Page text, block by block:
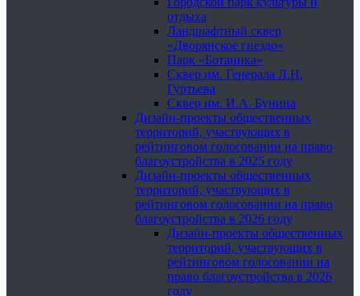
отдыха
Ландшафтный сквер
«Дворянское гнездо»
Парк «Ботаника»
Сквер им. Генерала Л.Н.
Гуртьева
Сквер им. И.А. Бунина
Дизайн-проекты общественных
территорий, участвующих в
рейтинговом голосовании на право
благоустройства в 2025 году
Дизайн-проекты общественных
территорий, участвующих в
рейтинговом голосовании на право
благоустройства в 2026 году
Дизайн-проекты общественных
территорий, участвующих в
рейтинговом голосовании на
право благоустройства в 2026
году